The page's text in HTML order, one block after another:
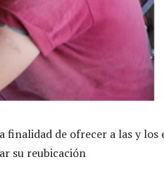
finalidad de ofrecer a las y los
su reubicación